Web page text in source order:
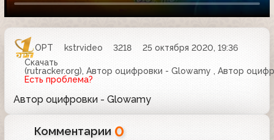
ОРТ kstrvideo 3218
25 октября 2020, 19:36
Скачать
(rutracker.org), Автор оцифровки - Glowamy , Автор
Есть проблема?
Автор оцифровки - Glowamy
Комментарии 0